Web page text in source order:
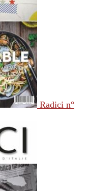
Radici n°